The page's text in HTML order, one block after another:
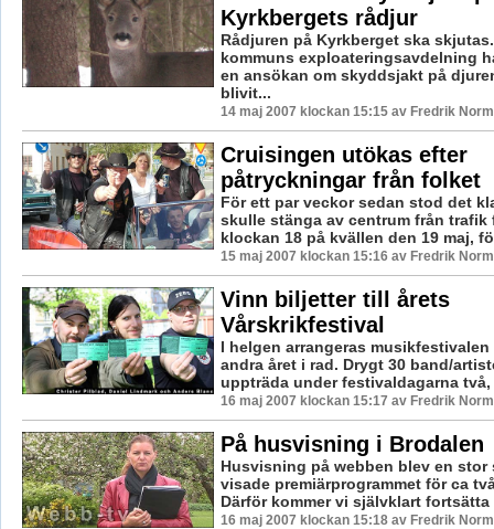
Kyrkbergets rådjur
Rådjuren på Kyrkberget ska
kommuns exploateringsavdelning
en ansökan om skyddsjakt på
blivit...
14 maj 2007 klockan 15:15 av Fredrik
Cruisingen utökas efter
påtryckningar från folket
För ett par veckor sedan stod det
skulle stänga av centrum från trafik
klockan 18 på kvällen den 19 maj,
15 maj 2007 klockan 15:16 av Fredrik
Vinn biljetter till årets
Vårskrikfestival
I helgen arrangeras musikfestivalen
andra året i rad. Drygt 30 band/
uppträda under festivaldagarna två,
16 maj 2007 klockan 15:17 av Fredrik
På husvisning i Brodalen
Husvisning på webben blev en stor
visade premiärprogrammet för ca
Därför kommer vi självklart fortsätta
16 maj 2007 klockan 15:18 av Fredrik